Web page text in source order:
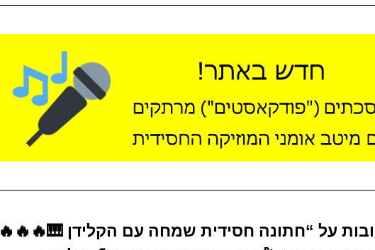
על “חתונה חסידית שמחה עם הקלידן 🎹🔥🔥🔥